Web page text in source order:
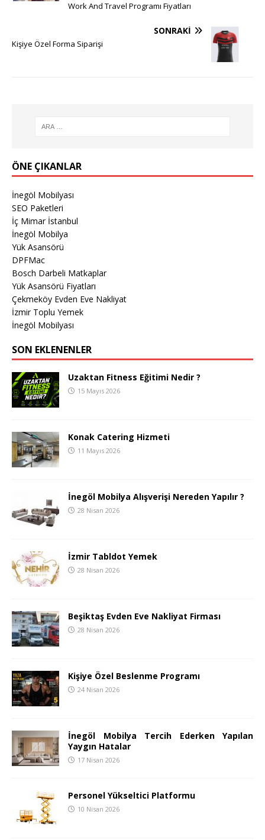
Work And Travel Programı Fiyatları
SONRAKI
Kişiye Özel Forma Siparişi
ÖNE ÇIKANLAR
İnegöl Mobilyası
SEO Paketleri
İç Mimar İstanbul
İnegöl Mobilya
Yük Asansörü
DPFMac
Bosch Darbeli Matkaplar
Yük Asansörü Fiyatları
Çekmeköy Evden Eve Nakliyat
İzmir Toplu Yemek
İnegöl Mobilyası
SON EKLENENLER
Uzaktan Fitness Eğitimi Nedir ?
15 Mayıs 2026
Konak Catering Hizmeti
11 Mayıs 2026
İnegöl Mobilya Alışverişi Nereden Yapılır ?
28 Nisan 2026
İzmir Tabldot Yemek
28 Nisan 2026
Beşiktaş Evden Eve Nakliyat Firması
28 Nisan 2026
Kişiye Özel Beslenme Programı
24 Nisan 2026
İnegöl Mobilya Tercih Ederken Yapılan
Yaygın Hatalar
17 Nisan 2026
Personel Yükseltici Platformu
10 Nisan 2026